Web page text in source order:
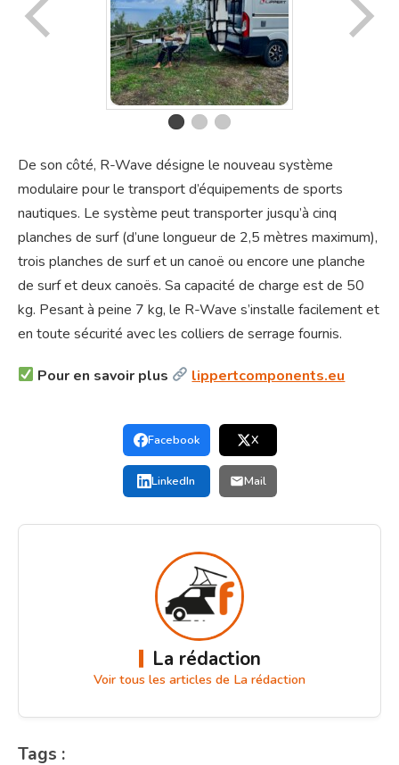
De son côté, R-Wave désigne le nouveau système
modulaire pour le transport d’équipements de sports
nautiques. Le système peut transporter jusqu’à cinq
planches de surf (d’une longueur de 2,5 mètres maximum),
trois planches de surf et un canoë ou encore une planche
de surf et deux canoës. Sa capacité de charge est de 50
kg. Pesant à peine 7 kg, le R-Wave s’installe facilement et
en toute sécurité avec les colliers de serrage fournis.
Pour en savoir plus lippertcomponents.eu
Facebook X
LinkedIn Mail
La rédaction
Voir tous les articles de La rédaction
Tags :